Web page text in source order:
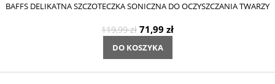
BAFFS DELIKATNA SZCZOTECZKA SONICZNA DO OCZYSZCZANIA TWARZY
119,99 zł 71,99 zł
DO KOSZYKA